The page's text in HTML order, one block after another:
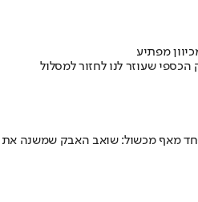
מפתיע
שעוזר לנו לחזור למסלול
מאף מכשול: שואב האבק שמשנה את